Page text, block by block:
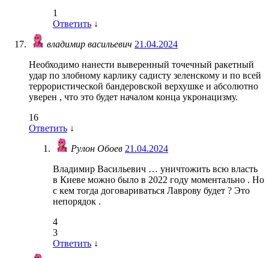
1
Ответить ↓
владимир васильевич 21.04.2024
Необходимо нанести выверенный точечный ракетный
удар по злобному карлику садисту зеленскому и по всей
террористической бандеровской верхушке и абсолютно
уверен , что это будет началом конца укронацизму.
16
Ответить ↓
Рулон Обоев 21.04.2024
Владимир Васильевич … уничтожить всю власть
в Киеве можно было в 2022 году моментально . Но
с кем тогда договариваться Лаврову будет ? Это
непорядок .
4
3
Ответить ↓